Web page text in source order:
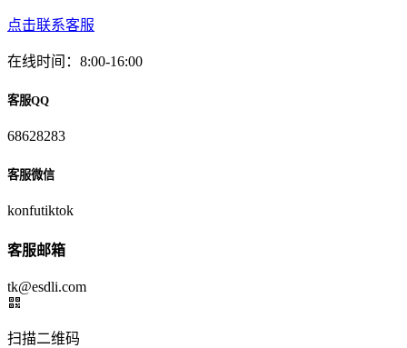
点击联系客服
在线时间：8:00-16:00
客服QQ
68628283
客服微信
konfutiktok
客服邮箱
tk@esdli.com
扫描二维码